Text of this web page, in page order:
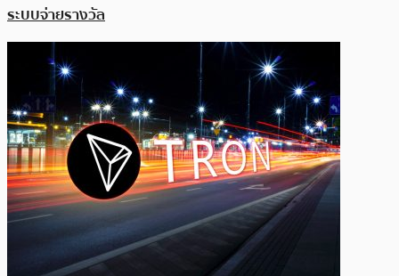
ระบบจ่ายรางวัล